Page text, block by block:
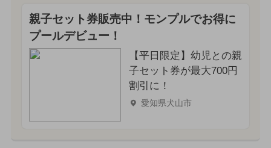
親子セット券販売中！モンプルでお得に
プールデビュー！
【平日限定】幼児との親
子セット券が最大700円
割引に！
愛知県犬山市